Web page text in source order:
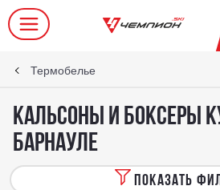
Термобелье
Кальсоны и боксеры
Барнауле
ПОКАЗАТЬ